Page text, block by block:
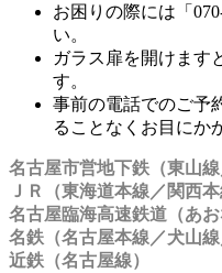
お困りの際には「
い。
ガラス扉を開けます
す。
事前の電話でのご予
ることなくお目にか
名古屋市営地下鉄（東山線
ＪＲ（東海道本線／関西本
名古屋臨海高速鉄道（あお
名鉄（名古屋本線／犬山線
近鉄（名古屋線）